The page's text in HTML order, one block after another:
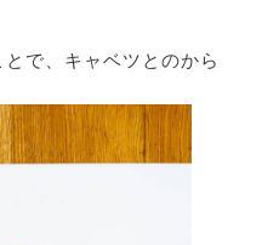
で、キャベツとのから